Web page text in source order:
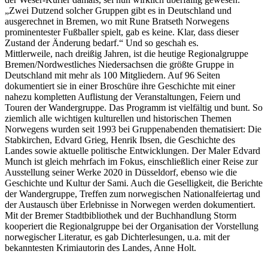
„Zwei Dutzend solcher Gruppen gibt es in Deutschland und
ausgerechnet in Bremen, wo mit Rune Bratseth Norwegens
prominentester Fußballer spielt, gab es keine. Klar, dass dieser
Zustand der Änderung bedarf.“ Und so geschah es.
Mittlerweile, nach dreißig Jahren, ist die heutige Regionalgruppe
Bremen/Nordwestliches Niedersachsen die größte Gruppe in
Deutschland mit mehr als 100 Mitgliedern. Auf 96 Seiten
dokumentiert sie in einer Broschüre ihre Geschichte mit einer
nahezu kompletten Auflistung der Veranstaltungen, Feiern und
Touren der Wandergruppe. Das Programm ist vielfältig und bunt. So
ziemlich alle wichtigen kulturellen und historischen Themen
Norwegens wurden seit 1993 bei Gruppenabenden thematisiert: Die
Stabkirchen, Edvard Grieg, Henrik Ibsen, die Geschichte des
Landes sowie aktuelle politische Entwicklungen. Der Maler Edvard
Munch ist gleich mehrfach im Fokus, einschließlich einer Reise zur
Ausstellung seiner Werke 2020 in Düsseldorf, ebenso wie die
Geschichte und Kultur der Sami. Auch die Geselligkeit, die Berichte
der Wandergruppe, Treffen zum norwegischen Nationalfeiertag und
der Austausch über Erlebnisse in Norwegen werden dokumentiert.
Mit der Bremer Stadtbibliothek und der Buchhandlung Storm
kooperiert die Regionalgruppe bei der Organisation der Vorstellung
norwegischer Literatur, es gab Dichterlesungen, u.a. mit der
bekanntesten Krimiautorin des Landes, Anne Holt.